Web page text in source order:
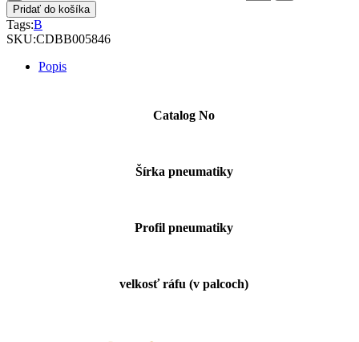
Pridať do košíka
Tags:B
SKU:CDBB005846
Popis
Catalog No
Šírka pneumatiky
Profil pneumatiky
velkosť ráfu (v palcoch)